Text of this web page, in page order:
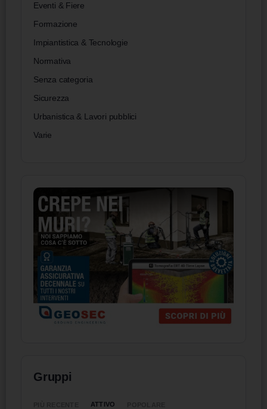
Eventi & Fiere
Formazione
Impiantistica & Tecnologie
Normativa
Senza categoria
Sicurezza
Urbanistica & Lavori pubblici
Varie
Gruppi
ATTIVO